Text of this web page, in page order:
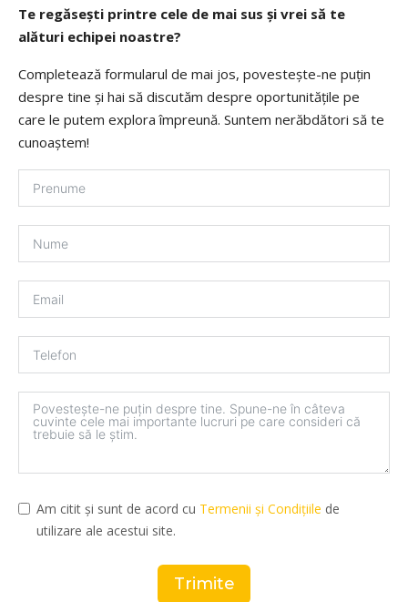
Te regăsești printre cele de mai sus și vrei să te
alături echipei noastre?
Completează formularul de mai jos, povestește-ne puțin
despre tine și hai să discutăm despre oportunitățile pe
care le putem explora împreună. Suntem nerăbdători să te
cunoaștem!
Am citit și sunt de acord cu Termenii și Condițiile de
utilizare ale acestui site.
Trimite